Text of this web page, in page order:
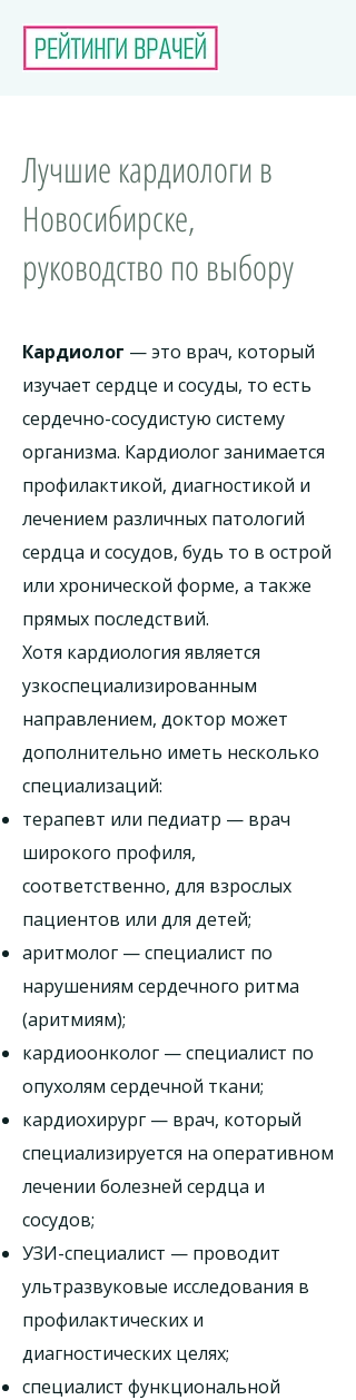
Лучшие кардиологи в
Новосибирске,
руководство по выбору
Кардиолог — это врач, который
изучает сердце и сосуды, то есть
сердечно-сосудистую систему
организма. Кардиолог занимается
профилактикой, диагностикой и
лечением различных патологий
сердца и сосудов, будь то в острой
или хронической форме, а также
прямых последствий.
Хотя кардиология является
узкоспециализированным
направлением, доктор может
дополнительно иметь несколько
специализаций:
терапевт или педиатр — врач
широкого профиля,
соответственно, для взрослых
пациентов или для детей;
аритмолог — специалист по
нарушениям сердечного ритма
(аритмиям);
кардиоонколог — специалист по
опухолям сердечной ткани;
кардиохирург — врач, который
специализируется на оперативном
лечении болезней сердца и
сосудов;
УЗИ-специалист — проводит
ультразвуковые исследования в
профилактических и
диагностических целях;
специалист функциональной